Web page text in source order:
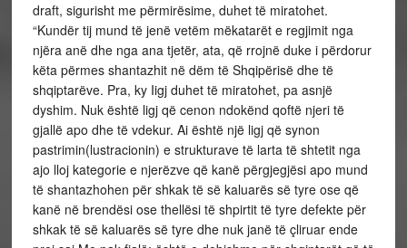
draft, sigurisht me përmirësime, duhet të miratohet.
“Kundër tij mund të jenë vetëm mëkatarët e regjimit nga
njëra anë dhe nga ana tjetër, ata, që rrojnë duke i përdorur
këta përmes shantazhit në dëm të Shqipërisë dhe të
shqiptarëve. Pra, ky Iigj duhet të miratohet, pa asnjë
dyshim. Nuk është ligj që cenon ndokënd qoftë njeri të
gjallë apo dhe të vdekur. Ai është një ligj që synon
pastrimin(lustracionin) e strukturave të larta të shtetit nga
ajo lloj kategorie e njerëzve që kanë përgjegjësi apo mund
të shantazhohen për shkak të së kaluarës së tyre ose që
kanë në brendësi ose thellësi të shpirtit të tyre defekte për
shkak të së kaluarës së tyre dhe nuk janë të çliruar ende